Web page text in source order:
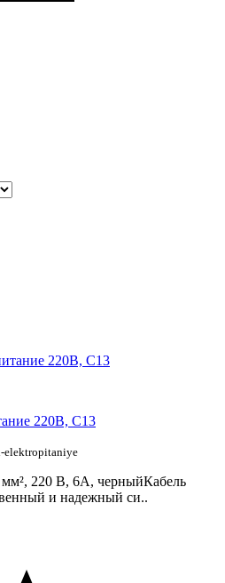
220В, C13
elektropitaniye
220 В, 6А, черныйКабель
и надежный си..